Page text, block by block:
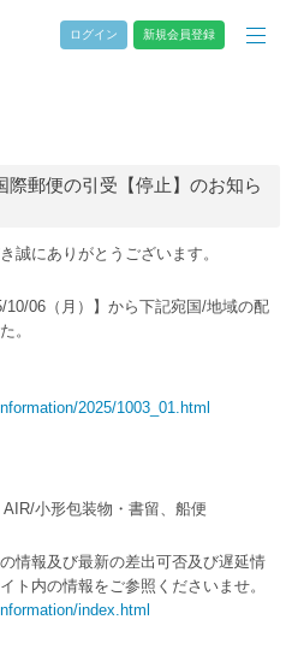
ログイン 新規会員登録
際郵便の引受【停止】のお知ら
誠にありがとうございます。
10/06（月）】から下記宛国/地域の配
。
2025/1003_01.html
小形包装物・書留、船便
情報及び最新の差出可否及び遅延情
ト内の情報をご参照くださいませ。
index.html